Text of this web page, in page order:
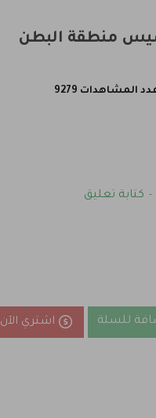
منطقة البطن
المشاهدات 9279
- كتابة تعليق
للسلة اشتري الآن